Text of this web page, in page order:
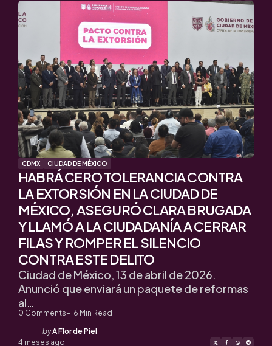
CDMX CIUDAD DE MÉXICO
HABRÁ CERO TOLERANCIA CONTRA
LA EXTORSIÓN EN LA CIUDAD DE
MÉXICO, ASEGURÓ CLARA BRUGADA
Y LLAMÓ A LA CIUDADANÍA A CERRAR
FILAS Y ROMPER EL SILENCIO
CONTRA ESTE DELITO
0 Comments 6 Min Read
Ciudad de México, 13 de abril de 2026.
Anunció que enviará un paquete de reformas
al…
Posted
by
byA Flor de Piel
4 meses ago